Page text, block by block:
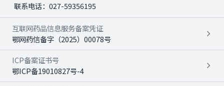
联系电话： 027-59356195
互联网药品信息服务备案凭证
鄂网药信备字（2025）00078号
ICP备案证书号
鄂ICP备19010827号-4